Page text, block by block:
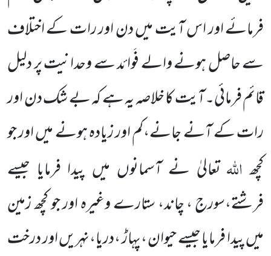
فرمائے اور اس آیت میں دن اور رات کے اختلاف
سے حاصل ہونے والے فَوائد سے وحدانیت پر دلیل
قائم فرمائی۔آیت کا خلاصہ یہ ہے کہ بے شک دن اور
رات کے آنے جانے،کم اور زیادہ ہونے میں اور جو
کچھ اللہتعالیٰ نے آسمانوں میں پیدا فرمایا جیسے
فرشتے،سورج ، چاند، ستارے وغیرہ اور جو کچھ زمین
میں پیدا فرمایا جیسے حیوان ،پہاڑ ،دریا،نہریں اور درخت